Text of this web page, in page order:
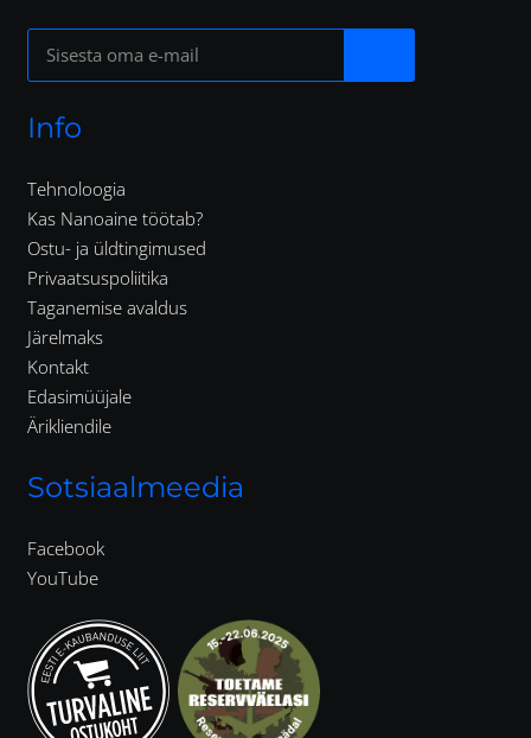
Info
Tehnoloogia
Kas Nanoaine töötab?
Ostu- ja üldtingimused
Privaatsuspoliitika
Taganemise avaldus
Järelmaks
Kontakt
Edasimüüjale
Ärikliendile
Sotsiaalmeedia
Facebook
YouTube